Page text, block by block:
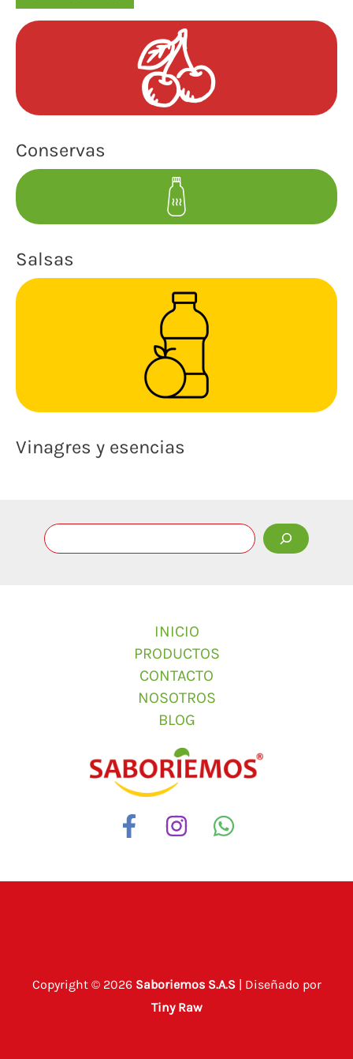
Conservas
Salsas
Vinagres y esencias
INICIO
PRODUCTOS
CONTACTO
NOSOTROS
BLOG
Copyright © 2026 Saboriemos S.A.S| Diseñado por
Tiny Raw